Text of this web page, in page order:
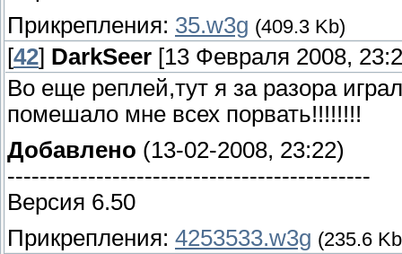
Прикрепления: 35.w3g (409.3 Kb)
[42] DarkSeer [13 Февраля 2008,
Во еще реплей,тут я за разора
помешало мне всех порвать!!!!!!!!
Добавлено (13-02-2008, 23:22)
---------------------------------------------
Версия 6.50
Прикрепления: 4253533.w3g (235.6